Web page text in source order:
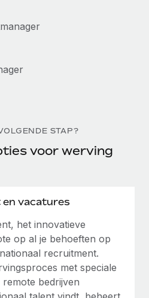
STAP?
voor werving
vacatures
het innovatieve
op al je behoeften op
recruitment.
met speciale
bedrijven